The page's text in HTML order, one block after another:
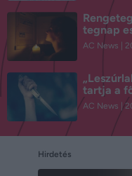
tegnap
AC News
tartja a
AC News
Hirdetés